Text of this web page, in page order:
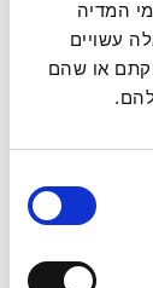
המדיה
עשויים
או שהם